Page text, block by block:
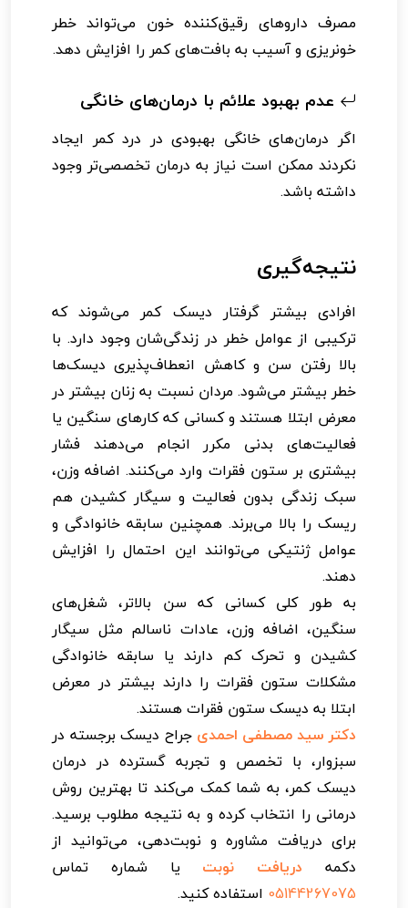
مصرف داروهای رقیق‌کننده خون می‌تواند خطر
خونریزی و آسیب به بافت‌های کمر را افزایش دهد.
عدم بهبود علائم با درمان‌های خانگی
اگر درمان‌های خانگی بهبودی در درد کمر ایجاد
نکردند ممکن است نیاز به درمان تخصصی‌تر وجود
داشته باشد.
نتیجه‌گیری
افرادی بیشتر گرفتار دیسک کمر می‌شوند که
ترکیبی از عوامل خطر در زندگی‌شان وجود دارد. با
بالا رفتن سن و کاهش انعطاف‌پذیری دیسک‌ها
خطر بیشتر می‌شود. مردان نسبت به زنان بیشتر در
معرض ابتلا هستند و کسانی که کارهای سنگین یا
فعالیت‌های بدنی مکرر انجام می‌دهند فشار
بیشتری بر ستون فقرات وارد می‌کنند. اضافه وزن،
سبک زندگی بدون فعالیت و سیگار کشیدن هم
ریسک را بالا می‌برند. همچنین سابقه خانوادگی و
عوامل ژنتیکی می‌توانند این احتمال را افزایش
دهند.
به طور کلی کسانی که سن بالاتر، شغل‌های
سنگین، اضافه وزن، عادات ناسالم مثل سیگار
کشیدن و تحرک کم دارند یا سابقه خانوادگی
مشکلات ستون فقرات را دارند بیشتر در معرض
ابتلا به دیسک ستون فقرات هستند.
دکتر سید مصطفی احمدی جراح دیسک برجسته در
سبزوار، با تخصص و تجربه گسترده در درمان
دیسک کمر، به شما کمک می‌کند تا بهترین روش
درمانی را انتخاب کرده و به نتیجه مطلوب برسید.
برای دریافت مشاوره و نوبت‌دهی، می‌توانید از
دکمه دریافت نوبت یا شماره تماس
05144267075 استفاده کنید.